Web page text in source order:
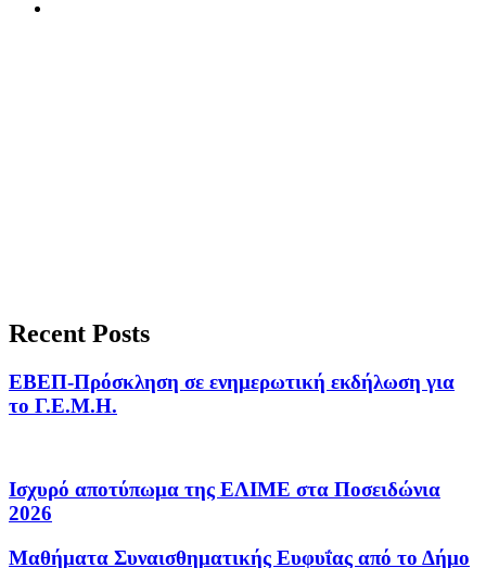
Recent Posts
ΕΒΕΠ-Πρόσκληση σε ενημερωτική εκδήλωση για
το Γ.Ε.Μ.Η.
Ισχυρό αποτύπωμα της ΕΛΙΜΕ στα Ποσειδώνια
2026
Μαθήματα Συναισθηματικής Ευφυΐας από το Δήμο